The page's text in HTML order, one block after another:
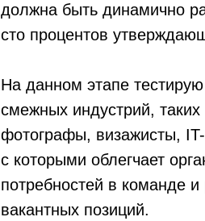
должна быть динамично
сто процентов
На данном этапе
смежных индустрий,
фотографы, визажисты,
с которыми облегчает
потребностей в команде
вакантных позиций.